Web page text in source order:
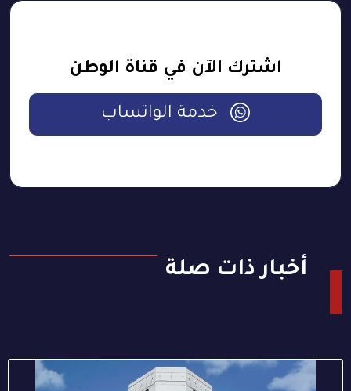
اشترك الآن في قناة الوطن
خدمة الواتساب
أخبار ذات صلة